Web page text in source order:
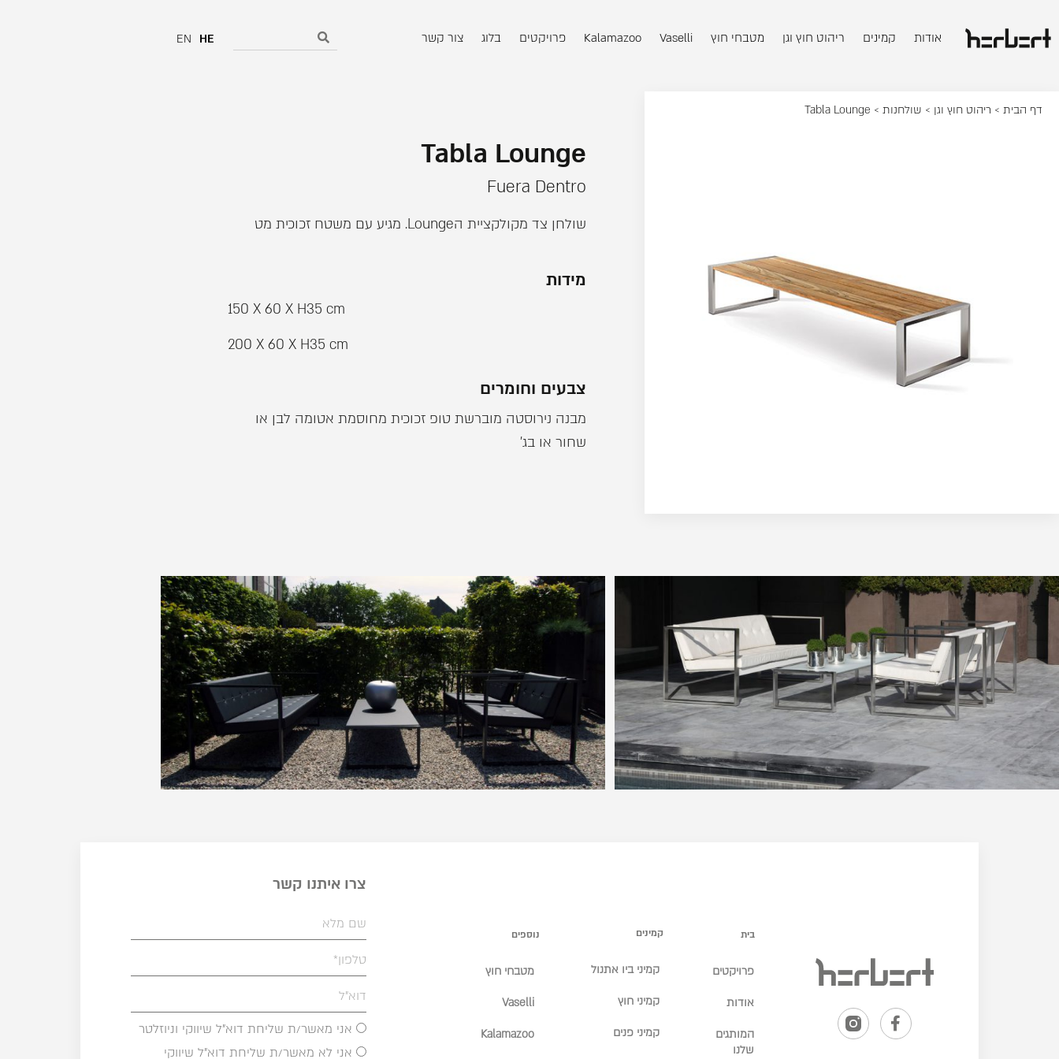
אודות קמינים ריהוט חוץ וגן מטבחי חוץ Vaselli
Kalamazoo פרויקטים בלוג צור קשר HE
EN
דף הבית > ריהוט חוץ וגן > שולחנות > Tabla Lounge
Tabla Lounge
Fuera Dentro
שולחן צד מקולקציית הLounge. מגיע עם משטח זכוכית מט
מידות
150 X 60 X H35 cm
200 X 60 X H35 cm
צבעים וחומרים
מבנה נירוסטה מוברשת טופ זכוכית מחוסמת אטומה לבן או
שחור או בג'
בית
פרויקטים
אודות
המותגים
שלנו
קמינים
קמיני ביו אתנול
קמיני חוץ
קמיני פנים
נוספים
מטבחי חוץ
Vaselli
Kalamazoo
צרו איתנו קשר
אני מאשר/ת שליחת דוא"ל שיווקי וניוזלטר
אני לא מאשר/ת שליחת דוא"ל שיווקי